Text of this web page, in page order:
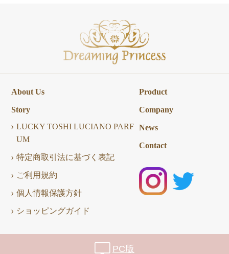
About Us
Story
LUCKY TOSHI LUCIANO PARF
UM
特定商取引法に基づく表記
ご利用規約
個人情報保護方針
ショッピングガイド
Product
Company
News
Contact
PC版